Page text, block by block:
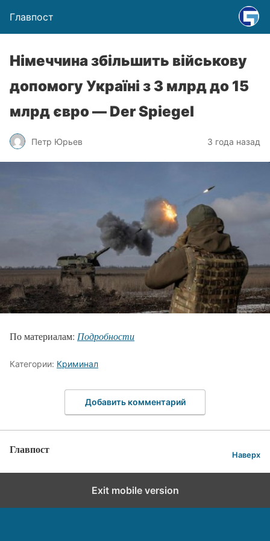
Главпост
Німеччина збільшить військову
допомогу Україні з 3 млрд до 15
млрд євро — Der Spiegel
Петр Юрьев 3 года назад
По материалам: Подробности
Категории: Криминал
Добавить комментарий
Главпост Наверх
Exit mobile version